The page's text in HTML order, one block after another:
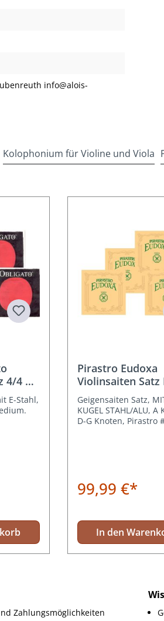
info@alois-
Kolophonium für Violine und Viola
4/4 E
E-Stahl,
Pirastro Eudoxa
Violinsaiten Satz
Kugel Stahl/Alu
Geigensaiten Satz,
KUGEL STAHL/ALU, A
D-G Knoten, Pirastro
99,99 €*
In den
Zahlungsmöglichkeiten